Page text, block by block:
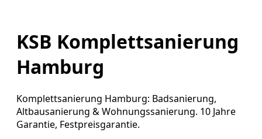
KSB Komplettsanierung
Hamburg
Komplettsanierung Hamburg: Badsanierung,
Altbausanierung & Wohnungssanierung. 10 Jahre
Garantie, Festpreisgarantie.